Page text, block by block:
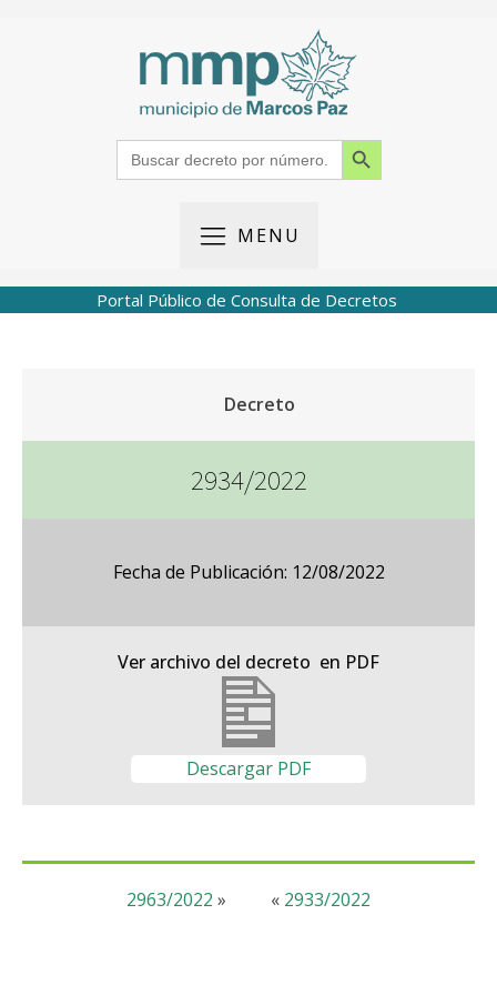
Search
for:
Search Button
MENU
Portal Público de Consulta de Decretos
Decreto
2934/2022
Fecha de Publicación: 12/08/2022
Ver archivo del decreto en PDF
Descargar PDF
« 2933/2022
2963/2022 »